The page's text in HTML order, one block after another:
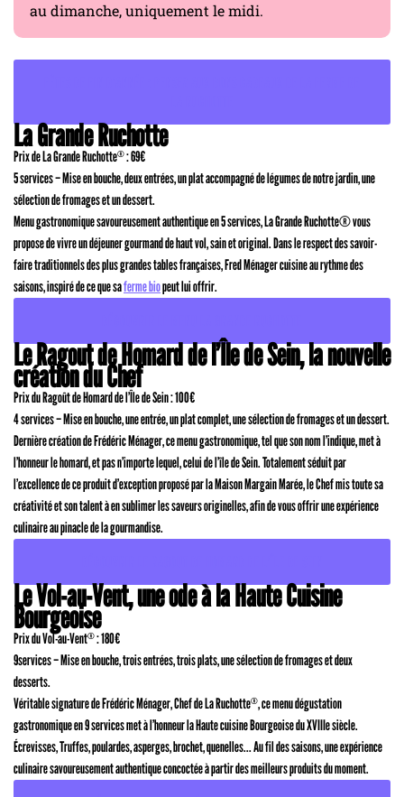
au dimanche, uniquement le midi.
La Grande Ruchotte
Prix de La Grande Ruchotte®: 69€
5 services – Mise en bouche, deux entrées, un plat accompagné de légumes de notre jardin, une
sélection de fromages et un dessert.
Menu gastronomique savoureusement authentique en 5 services, La Grande Ruchotte® vous
propose de vivre un déjeuner gourmand de haut vol, sain et original. Dans le respect des savoir-
faire traditionnels des plus grandes tables françaises, Fred Ménager cuisine au rythme des
saisons, inspiré de ce que saferme biopeut lui offrir.
Le Ragout de Homard de l’Île de Sein, la nouvelle
création du Chef
Prix du Ragoût de Homard de l’Île de Sein : 100€
4 services – Mise en bouche, une entrée, un plat complet, une sélection de fromages et un dessert.
Dernière création de Frédéric Ménager, ce menu gastronomique, tel que son nom l’indique, met à
l’honneur le homard, et pas n’importe lequel, celui de l’île de Sein. Totalement séduit par
l’excellence de ce produit d’exception proposé par la Maison Margain Marée, le Chef mis toute sa
créativité et son talent à en sublimer les saveurs originelles, afin de vous offrir une expérience
culinaire au pinacle de la gourmandise.
Le Vol-au-Vent, une ode à la Haute Cuisine
Bourgeoise
Prix du Vol-au-Vent®: 180€
9services – Mise en bouche, trois entrées, trois plats, une sélection de fromages et deux
desserts.
Véritable signature de Frédéric Ménager, Chef de La Ruchotte®, ce menu dégustation
gastronomique en 9 services met à l’honneur la Haute cuisine Bourgeoise du XVIIIe siècle.
Écrevisses, Truffes, poulardes, asperges, brochet, quenelles... Au fil des saisons, une expérience
culinaire savoureusement authentique concoctée à partir des meilleurs produits du moment.